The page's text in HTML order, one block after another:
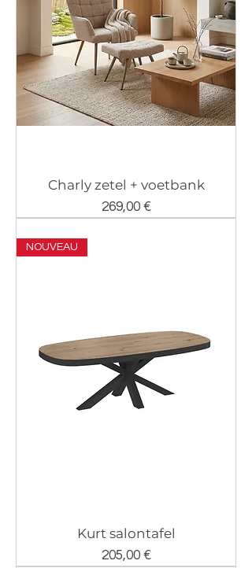
Charly zetel + voetbank
Prix
269,00 €
NOUVEAU
Kurt salontafel
Prix
205,00 €